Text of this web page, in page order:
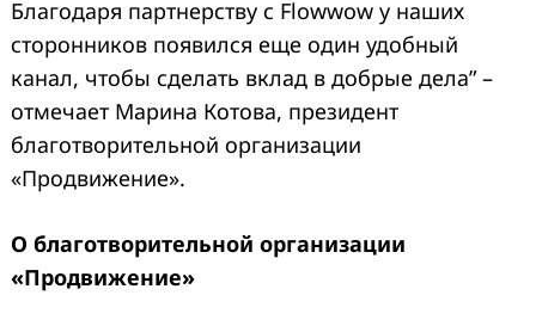
Благодаря партнерству с Flowwow у наших
сторонников появился еще один удобный
канал, чтобы сделать вклад в добрые дела” –
отмечает Марина Котова, президент
благотворительной организации
«Продвижение».
О благотворительной организации
«Продвижение»